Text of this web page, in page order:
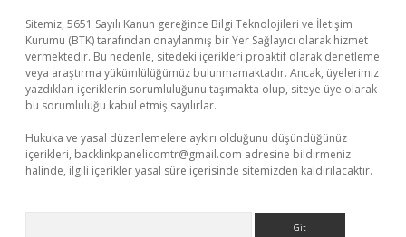
Sitemiz, 5651 Sayılı Kanun gereğince Bilgi Teknolojileri ve İletişim
Kurumu (BTK) tarafından onaylanmış bir Yer Sağlayıcı olarak hizmet
vermektedir. Bu nedenle, sitedeki içerikleri proaktif olarak denetleme
veya araştırma yükümlülüğümüz bulunmamaktadır. Ancak, üyelerimiz
yazdıkları içeriklerin sorumluluğunu taşımakta olup, siteye üye olarak
bu sorumluluğu kabul etmiş sayılırlar.
Hukuka ve yasal düzenlemelere aykırı olduğunu düşündüğünüz
içerikleri, backlinkpanelicomtr@gmail.com adresine bildirmeniz
halinde, ilgili içerikler yasal süre içerisinde sitemizden kaldırılacaktır.